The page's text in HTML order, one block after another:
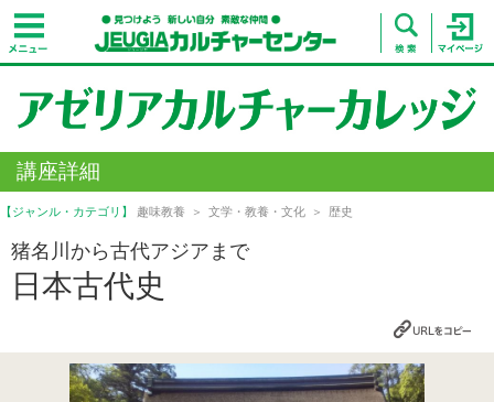
講座詳細
【ジャンル・カテゴリ】 趣味教養 文学・教養・文化 歴史
猪名川から古代アジアまで
日本古代史